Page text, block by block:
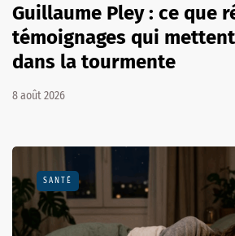
Guillaume Pley : ce que
témoignages qui
dans la tourmente
8 août 2026
SANTÉ